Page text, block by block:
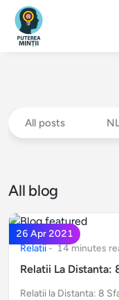
All posts
All blog
26 Apr 2021
Relatii-14minutes
Relatii La Distanta:
Relatii la Distanta: 8